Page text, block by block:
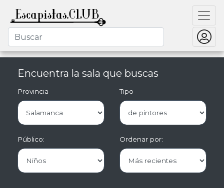
Encuentra la sala que buscas
Provincia Tipo
Público: Ordenar por: